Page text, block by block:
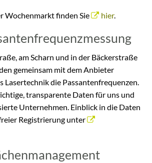
Wochenmarkt finden Sie hier.
am Scharn und in der Bäckerstraße
gemeinsam mit dem Anbieter
Lasertechnik die Passantenfrequenzen.
transparente Daten für uns und
Unternehmen. Einblick in die Daten
Registrierung unter